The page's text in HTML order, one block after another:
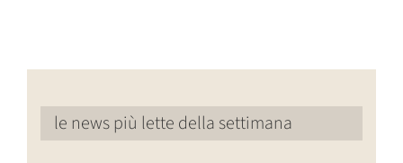
le news più lette della settimana